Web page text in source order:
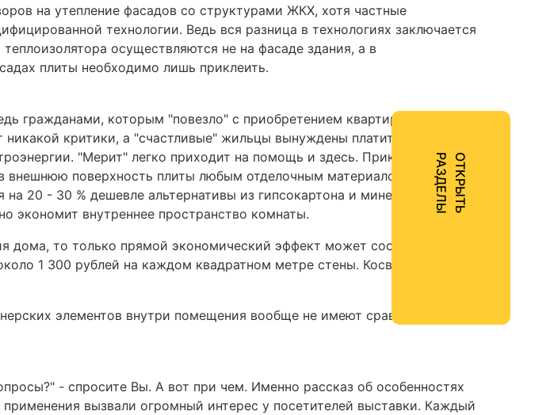
на утепление фасадов со структурами ЖКХ, хотя частные
технологии. Ведь вся разница в технологиях заключается
осуществляются не на фасаде здания, а в
плиты необходимо лишь приклеить.
гражданами, которым "повезло" с приобретением квартир в панельных
критики, а "счастливые" жильцы вынуждены платить за
"Мерит" легко приходит на помощь и здесь. Приклеить панель
внешнюю поверхность плиты любым отделочным материалом: обоями,
20 - 30 % дешевле альтернативы из гипсокартона и минеральной
экономит внутреннее пространство комнаты.
то только прямой экономический эффект может составить около
1 300 рублей на каждом квадратном метре стены. Косвенный эффект
элементов внутри помещения вообще не имеют сравнимой
- спросите Вы. А вот при чем. Именно рассказ об особенностях
вызвали огромный интерес у посетителей выставки. Каждый
О
Т
К
Р
Ы
Т
Ь
Р
А
З
Д
Е
Л
Ы